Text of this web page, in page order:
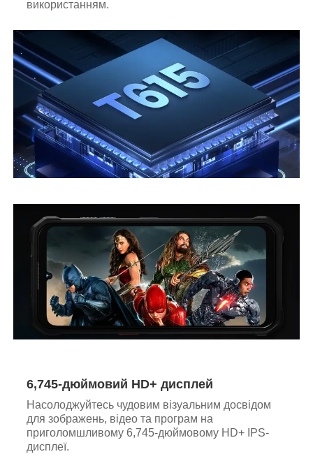
використанням.
6,745-дюймовий HD+ дисплей
Насолоджуйтесь чудовим візуальним досвідом
для зображень, відео та програм на
приголомшливому 6,745-дюймовому HD+ IPS-
дисплеї.